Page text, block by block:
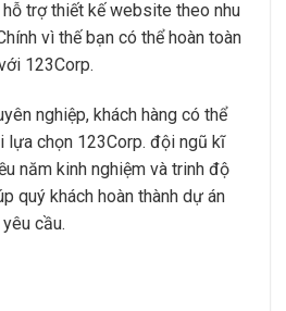
trợ thiết kế website theo nhu
vì thế bạn có thể hoàn toàn
123Corp.
nghiệp, khách hàng có thể
lựa chọn 123Corp. đội ngũ kĩ
năm kinh nghiệm và trinh độ
quý khách hoàn thành dự án
cầu.